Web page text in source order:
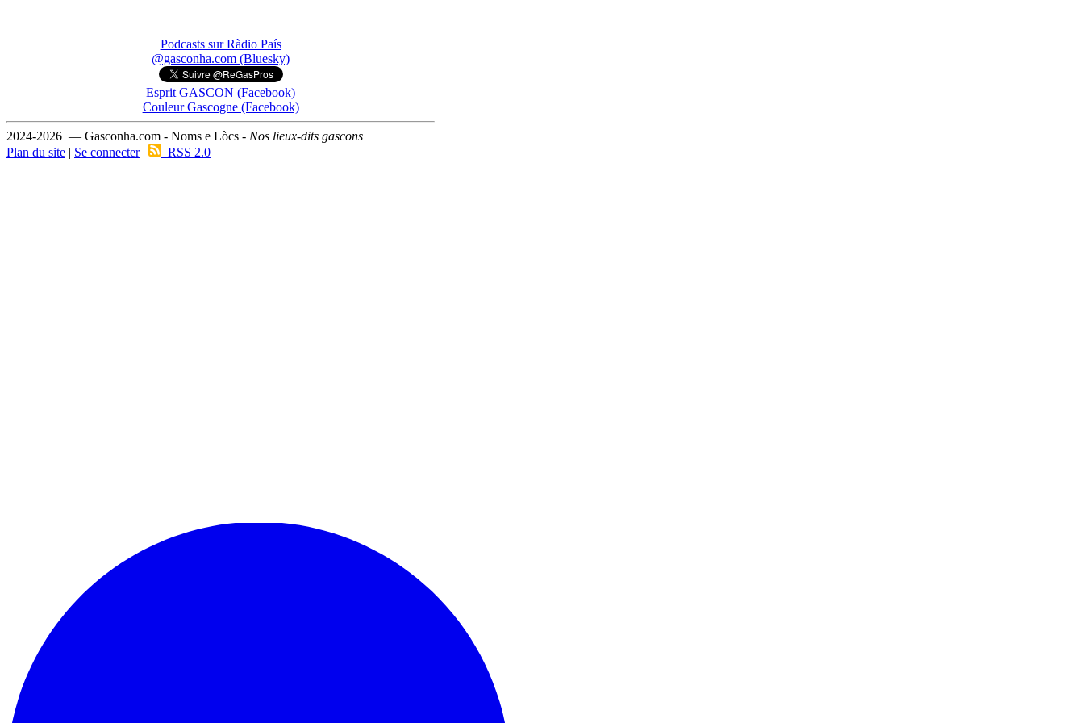
Podcasts sur Ràdio País
@gasconha.com (Bluesky)
Esprit GASCON (Facebook)
Couleur Gascogne (Facebook)
2024-2026 — Gasconha.com - Noms e Lòcs - Nos lieux-dits gascons
Plan du site | Se connecter| RSS 2.0